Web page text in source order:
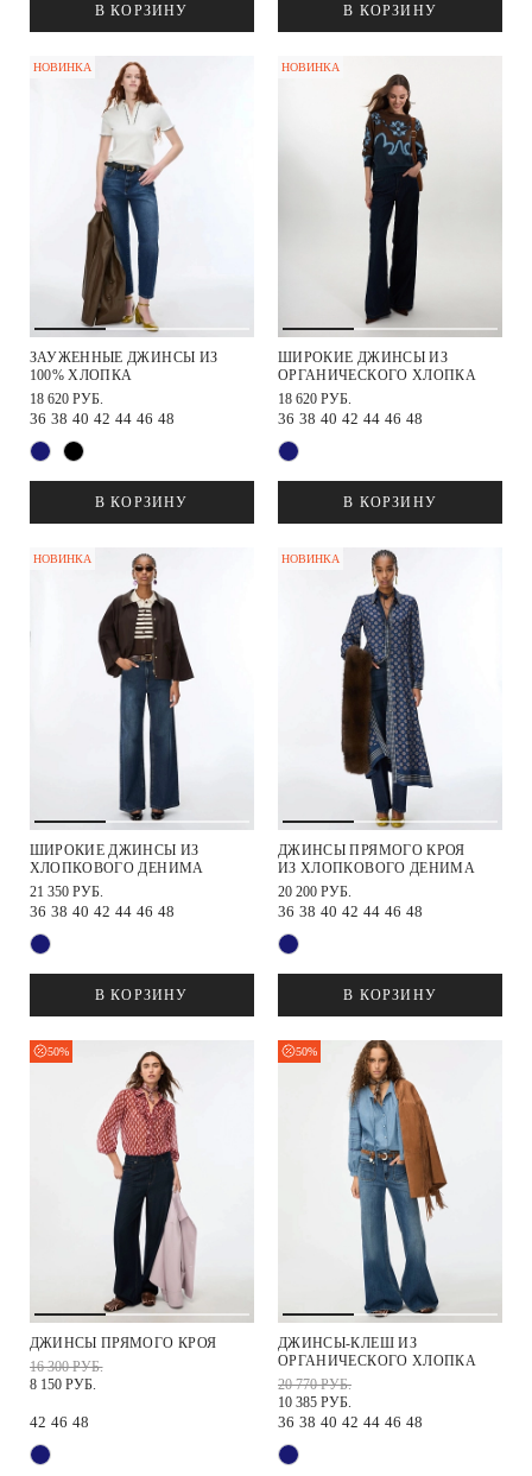
В КОРЗИНУ В КОРЗИНУ
НОВИНКА
ЗАУЖЕННЫЕ ДЖИНСЫ ИЗ
100% ХЛОПКА
18 620 РУБ.
36 38 40 42 44 46 48
В КОРЗИНУ
НОВИНКА
ШИРОКИЕ ДЖИНСЫ ИЗ
ОРГАНИЧЕСКОГО ХЛОПКА
18 620 РУБ.
36 38 40 42 44 46 48
В КОРЗИНУ
НОВИНКА
ШИРОКИЕ ДЖИНСЫ ИЗ
ХЛОПКОВОГО ДЕНИМА
21 350 РУБ.
36 38 40 42 44 46 48
В КОРЗИНУ
НОВИНКА
ДЖИНСЫ ПРЯМОГО КРОЯ
ИЗ ХЛОПКОВОГО ДЕНИМА
20 200 РУБ.
36 38 40 42 44 46 48
В КОРЗИНУ
50%
ДЖИНСЫ ПРЯМОГО КРОЯ
16 300 РУБ.
8 150 РУБ.
42 46 48
50%
ДЖИНСЫ-КЛЕШ ИЗ
ОРГАНИЧЕСКОГО ХЛОПКА
20 770 РУБ.
10 385 РУБ.
36 38 40 42 44 46 48